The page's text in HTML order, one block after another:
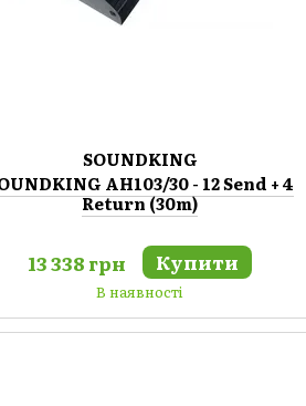
SOUNDKING
AH103/30 - 12 Send + 4
Return (30m)
13 338 грн Купити
В наявності